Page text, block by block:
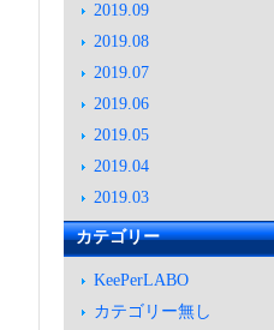
2019.09
2019.08
2019.07
2019.06
2019.05
2019.04
2019.03
カテゴリー
KeePerLABO
カテゴリー無し